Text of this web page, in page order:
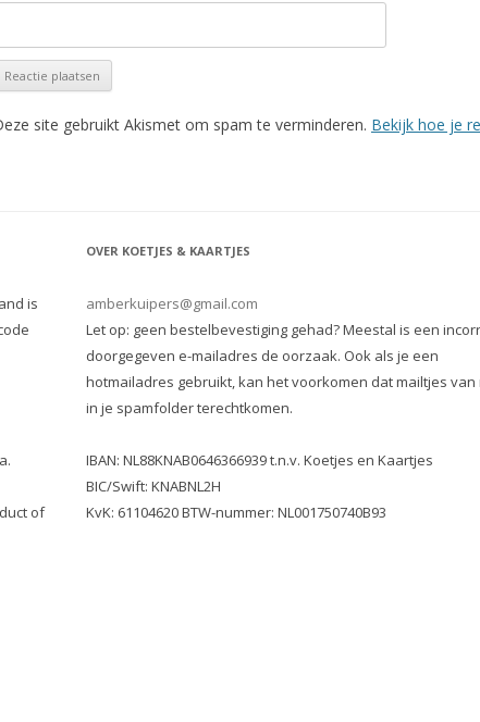
site gebruikt Akismet om spam te verminderen. Bekijk hoe je
is
of
OVER KOETJES & KAARTJES
amberkuipers@gmail.com
Let op: geen bestelbevestiging gehad? Meestal is een
doorgegeven e-mailadres de oorzaak. Ook als je een
hotmailadres gebruikt, kan het voorkomen dat mailtjes van
in je spamfolder terechtkomen.
IBAN: NL88KNAB0646366939 t.n.v. Koetjes en Kaartjes
BIC/Swift: KNABNL2H
KvK: 61104620 BTW-nummer: NL001750740B93